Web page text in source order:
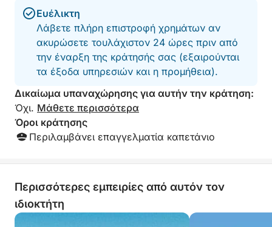
συναρπαστικούς σχηματισμούς.
Επί του πλοίου, διατίθενται προς πώληση φαγητά
και ποτά, συμπεριλαμβανομένων τοπικών
σπεσιαλιτέ και δροσιστικών κοκτέιλ για να
απολαύσετε ανάμεσα στις στάσεις. Υπάρχουν
σκιερά καθίσματα και ανοιχτές ηλιόλουστες
ξαπλώστρες, ώστε να μπορείτε να χαλαρώσετε με
άνεση, είτε προτιμάτε ηλιοθεραπεία είτε
χαλάρωση στο αεράκι.
Αυτό που κάνει αυτή την κρουαζιέρα να ξεχωρίζει
είναι ο συνδυασμός γαλήνιων σημείων
κολύμβησης, εμβληματικών αξιοθέατων και
φυσικών θαυμάτων - όλα μέσα σε ένα τέλεια
Ευέλικτη
Λάβετε πλήρη επιστροφή χρημάτων αν
ακυρώσετε τουλάχιστον 24 ώρες πριν από
την έναρξη της κράτησής σας (εξαιρούνται
τα έξοδα υπηρεσιών και η προμήθεια).
Δικαίωμα υπαναχώρησης για αυτήν την κράτηση:
Όχι. Μάθετε περισσότερα
Όροι κράτησης
Περιλαμβάνει επαγγελματία καπετάνιο
Περισσότερες εμπειρίες από αυτόν τον
ιδιοκτήτη